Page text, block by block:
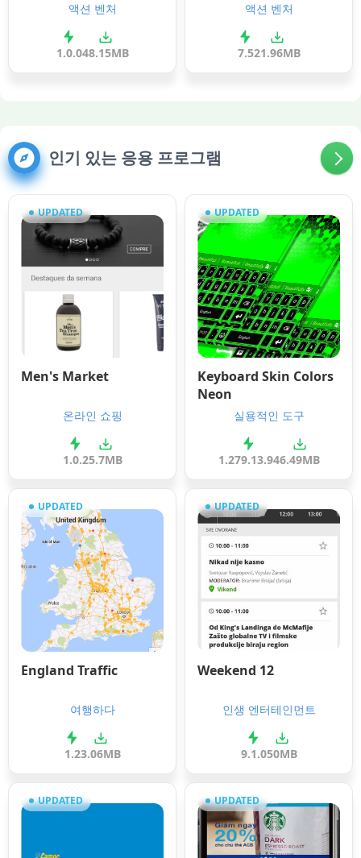
액션 벤처
1.0.048.15MB
액션 벤처
7.521.96MB
인기 있는 응용 프로그램
UPDATED
Men's Market
온라인 쇼핑
1.0.25.7MB
UPDATED
Keyboard Skin Colors
Neon
실용적인 도구
1.279.13.946.49MB
UPDATED
England Traffic
여행하다
1.23.06MB
UPDATED
Weekend 12
인생 엔터테인먼트
9.1.050MB
UPDATED UPDATED